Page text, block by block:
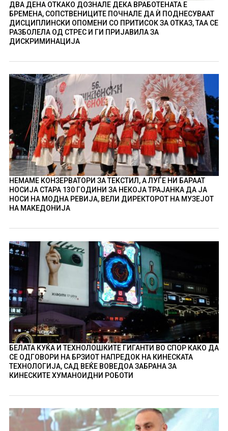
ДВА ДЕНА ОТКАКО ДОЗНАЛЕ ДЕКА ВРАБОТЕНАТА Е
БРЕМЕНА, СОПСТВЕНИЦИТЕ ПОЧНАЛЕ ДА Ѝ ПОДНЕСУВААТ
ДИСЦИПЛИНСКИ ОПОМЕНИ СО ПРИТИСОК ЗА ОТКАЗ, ТАА СЕ
РАЗБОЛЕЛА ОД СТРЕС И ГИ ПРИЈАВИЛА ЗА
ДИСКРИМИНАЦИЈА
НЕМАМЕ КОНЗЕРВАТОРИ ЗА ТЕКСТИЛ, А ЛУЃЕ НИ БАРААТ
НОСИЈА СТАРА 130 ГОДИНИ ЗА НЕКОЈА ТРАЈАНКА ДА ЈА
НОСИ НА МОДНА РЕВИЈА, ВЕЛИ ДИРЕКТОРОТ НА МУЗЕЈОТ
НА МАКЕДОНИЈА
БЕЛАТА КУЌА И ТЕХНОЛОШКИТЕ ГИГАНТИ ВО СПОР КАКО ДА
СЕ ОДГОВОРИ НА БРЗИОТ НАПРЕДОК НА КИНЕСКАТА
ТЕХНОЛОГИЈА, САД ВЕЌЕ ВОВЕДОА ЗАБРАНА ЗА
КИНЕСКИТЕ ХУМАНОИДНИ РОБОТИ